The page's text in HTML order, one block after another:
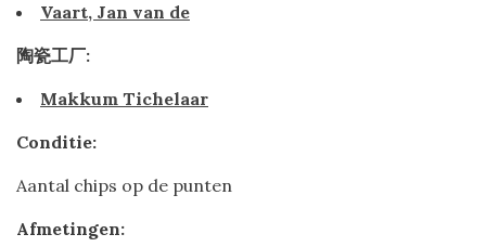
Vaart, Jan van de
陶瓷工厂:
Makkum Tichelaar
Conditie:
Aantal chips op de punten
Afmetingen: